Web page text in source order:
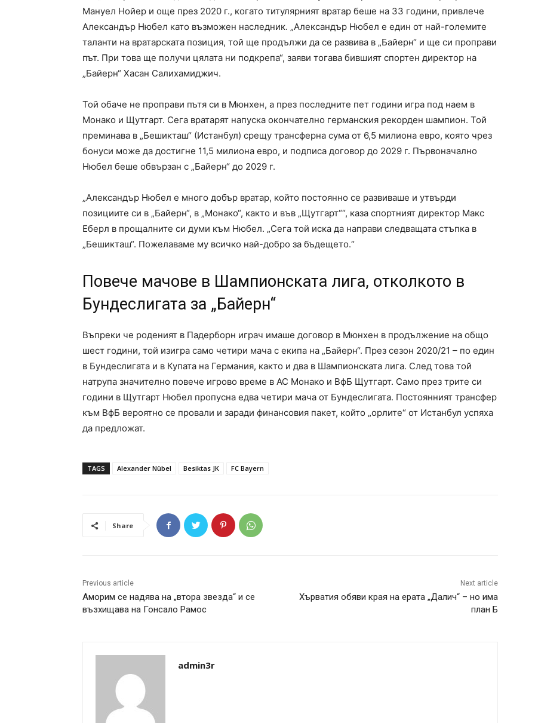
Мануел Нойер и още през 2020 г., когато титулярният вратар беше на 33 години, привлече
Александър Нюбел като възможен наследник. „Александър Нюбел е един от най-големите
таланти на вратарската позиция, той ще продължи да се развива в „Байерн“ и ще си проправи
път. При това ще получи цялата ни подкрепа“, заяви тогава бившият спортен директор на
„Байерн“ Хасан Салихамиджич.
Той обаче не проправи пътя си в Мюнхен, а през последните пет години игра под наем в
Монако и Щутгарт. Сега вратарят напуска окончателно германския рекорден шампион. Той
преминава в „Бешикташ“ (Истанбул) срещу трансферна сума от 6,5 милиона евро, която чрез
бонуси може да достигне 11,5 милиона евро, и подписа договор до 2029 г. Първоначално
Нюбел беше обвързан с „Байерн“ до 2029 г.
„Александър Нюбел е много добър вратар, който постоянно се развиваше и утвърди
позициите си в „Байерн“, в „Монако“, както и във „Щутгарт““, каза спортният директор Макс
Еберл в прощалните си думи към Нюбел. „Сега той иска да направи следващата стъпка в
„Бешикташ“. Пожелаваме му всичко най-добро за бъдещето.“
Повече мачове в Шампионската лига, отколкото в
Бундеслигата за „Байерн“
Въпреки че роденият в Падерборн играч имаше договор в Мюнхен в продължение на общо
шест години, той изигра само четири мача с екипа на „Байерн“. През сезон 2020/21 – по един
в Бундеслигата и в Купата на Германия, както и два в Шампионската лига. След това той
натрупа значително повече игрово време в АС Монако и ВфБ Щутгарт. Само през трите си
години в Щутгарт Нюбел пропусна едва четири мача от Бундеслигата. Постоянният трансфер
към ВфБ вероятно се провали и заради финансовия пакет, който „орлите“ от Истанбул успяха
да предложат.
TAGS Alexander Nübel Besiktas JK FC Bayern
Share
Previous article
Аморим се надява на „втора звезда“ и се
възхищава на Гонсало Рамос
Next article
Хърватия обяви края на ерата „Далич“ – но има
план Б
admin3r